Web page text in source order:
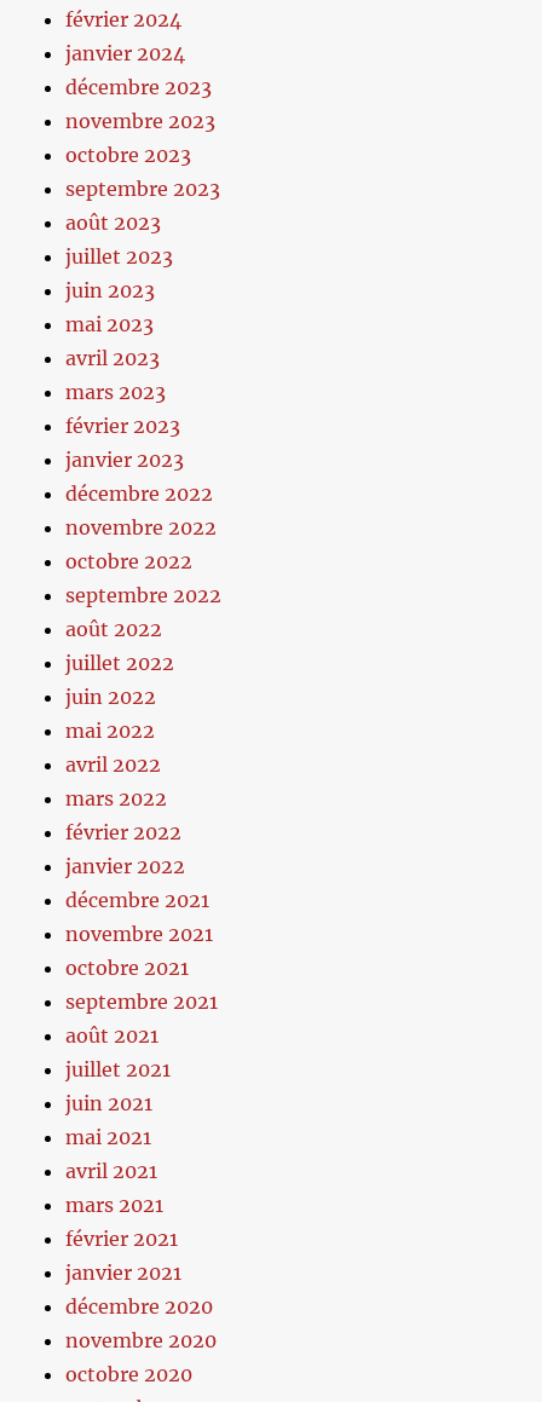
février 2024
janvier 2024
décembre 2023
novembre 2023
octobre 2023
septembre 2023
août 2023
juillet 2023
juin 2023
mai 2023
avril 2023
mars 2023
février 2023
janvier 2023
décembre 2022
novembre 2022
octobre 2022
septembre 2022
août 2022
juillet 2022
juin 2022
mai 2022
avril 2022
mars 2022
février 2022
janvier 2022
décembre 2021
novembre 2021
octobre 2021
septembre 2021
août 2021
juillet 2021
juin 2021
mai 2021
avril 2021
mars 2021
février 2021
janvier 2021
décembre 2020
novembre 2020
octobre 2020